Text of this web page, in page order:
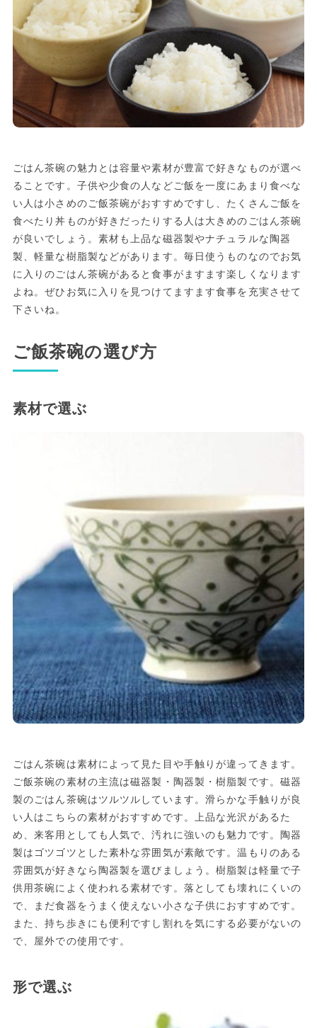
ごはん茶碗の魅力とは容量や素材が豊富で好きなものが選べ
ることです。子供や少食の人などご飯を一度にあまり食べな
い人は小さめのご飯茶碗がおすすめですし、たくさんご飯を
食べたり丼ものが好きだったりする人は大きめのごはん茶碗
が良いでしょう。素材も上品な磁器製やナチュラルな陶器
製、軽量な樹脂製などがあります。毎日使うものなのでお気
に入りのごはん茶碗があると食事がますます楽しくなります
よね。ぜひお気に入りを見つけてますます食事を充実させて
下さいね。
ご飯茶碗の選び方
素材で選ぶ
ごはん茶碗は素材によって見た目や手触りが違ってきます。
ご飯茶碗の素材の主流は磁器製・陶器製・樹脂製です。磁器
製のごはん茶碗はツルツルしています。滑らかな手触りが良
い人はこちらの素材がおすすめです。上品な光沢があるた
め、来客用としても人気で、汚れに強いのも魅力です。陶器
製はゴツゴツとした素朴な雰囲気が素敵です。温もりのある
雰囲気が好きなら陶器製を選びましょう。樹脂製は軽量で子
供用茶碗によく使われる素材です。落としても壊れにくいの
で、まだ食器をうまく使えない小さな子供におすすめです。
また、持ち歩きにも便利ですし割れを気にする必要がないの
で、屋外での使用です。
形で選ぶ